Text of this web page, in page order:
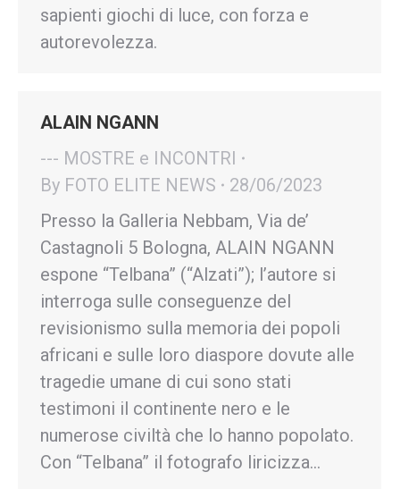
sapienti giochi di luce, con forza e
autorevolezza.
ALAIN NGANN
--- MOSTRE e INCONTRI
By FOTO ELITE NEWS
28/06/2023
Presso la Galleria Nebbam, Via de’
Castagnoli 5 Bologna, ALAIN NGANN
espone “Telbana” (“Alzati”); l’autore si
interroga sulle conseguenze del
revisionismo sulla memoria dei popoli
africani e sulle loro diaspore dovute alle
tragedie umane di cui sono stati
testimoni il continente nero e le
numerose civiltà che lo hanno popolato.
Con “Telbana” il fotografo liricizza…